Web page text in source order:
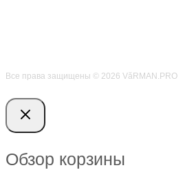
Все права защищены © 2026 VӑRMAN.PRO
Обзор корзины